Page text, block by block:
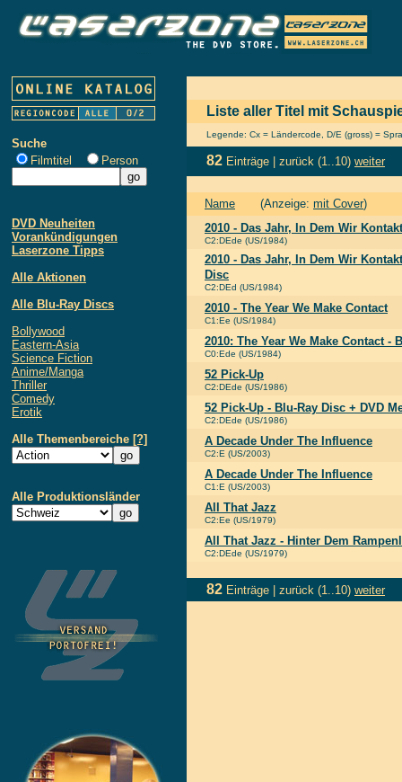
Suche
Filmtitel
Person
DVD Neuheiten
Vorankündigungen
Laserzone Tipps
Alle Aktionen
Alle Blu-Ray Discs
Bollywood
Eastern-Asia
Science Fiction
Anime/Manga
Thriller
Comedy
Erotik
Alle Themenbereiche [?]
Alle Produktionsländer
Liste aller Titel mit
Legende: Cx = Ländercode, D/E (gross) =
82 Einträge | zurück (1..10) weiter
Name (Anzeige: mit Cover)
2010 - Das Jahr, In Dem Wir
C2:DEde (US/1984)
2010 - Das Jahr, In Dem Wir
Disc
C2:DEd (US/1984)
2010 - The Year We Make Contact
C1:Ee (US/1984)
2010: The Year We Make Contact -
C0:Ede (US/1984)
52 Pick-Up
C2:DEde (US/1986)
52 Pick-Up - Blu-Ray Disc + DVD
C2:DEde (US/1986)
A Decade Under The Influence
C2:E (US/2003)
A Decade Under The Influence
C1:E (US/2003)
All That Jazz
C2:Ee (US/1979)
All That Jazz - Hinter Dem
C2:DEde (US/1979)
82 Einträge | zurück (1..10) weiter